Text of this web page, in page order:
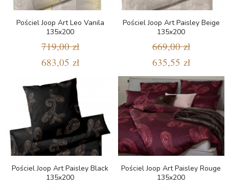
Pościel Joop Art Leo Vanila
135x200
719,00 zł
683,05 zł
Pościel Joop Art Paisley Beige
135x200
669,00 zł
635,55 zł
Pościel Joop Art Paisley Black
135x200
Pościel Joop Art Paisley Rouge
135x200